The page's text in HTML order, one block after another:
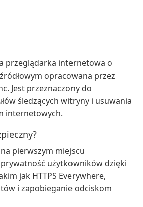
przeglądarka internetowa o
opracowana przez
Jest przeznaczony do
śledzących witryny i usuwania
internetowych.
pierwszym miejscu
użytkowników dzięki
jak HTTPS Everywhere,
i zapobieganie odciskom